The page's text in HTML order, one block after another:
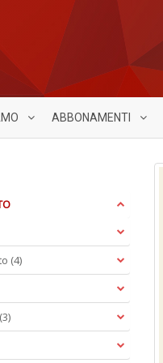
ABBONAMENTI
(4)
(3)